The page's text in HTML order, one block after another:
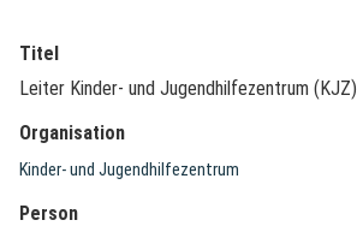
Titel
Leiter Kinder- und Jugendhilfezentrum (KJZ)
Organisation
Kinder- und Jugendhilfezentrum
Person